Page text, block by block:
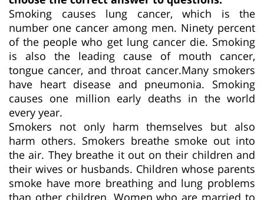
Smoking causes lung cancer, which is the
number one cancer among men. Ninety percent
of the people who get lung cancer die. Smoking
is also the leading cause of mouth cancer,
tongue cancer, and throat cancer.Many smokers
have heart disease and pneumonia. Smoking
causes one million early deaths in the world
every year.
Smokers not only harm themselves but also
harm others. Smokers breathe smoke out into
the air. They breathe it out on their children and
their wives or husbands. Children whose parents
smoke have more breathing and lung problems
than other children. Women who are married to